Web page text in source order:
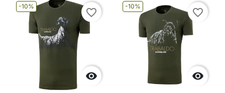
-10%

favorite_border
-10%

favorite_border